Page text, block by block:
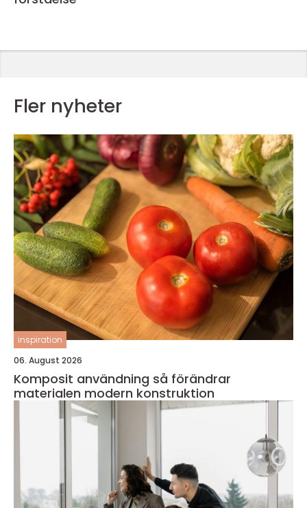
Fler nyheter
inspiration
06. August 2026
Komposit användning så förändrar
materialen modern konstruktion